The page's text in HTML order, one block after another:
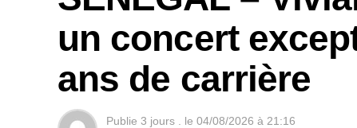
un concert
ans de carrière
Publie 3 jours . le 04/08/2026 à 21:16